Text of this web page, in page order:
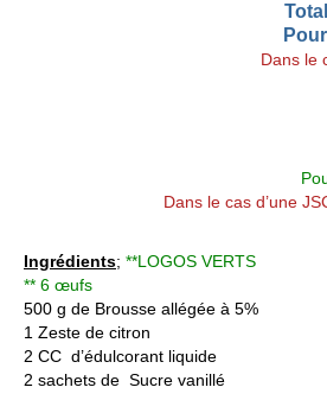
Dans le
Dans le cas d’une
Ingrédients; **LOGOS VERTS
** 6 œufs
500 g de Brousse allégée à 5%
1 Zeste de citron
2 CC d’édulcorant liquide
2 sachets de Sucre vanillé